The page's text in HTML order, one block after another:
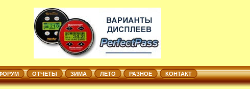
ОТЧЕТЫ ЗИМА ЛЕТО РАЗНОЕ КОНТАКТ